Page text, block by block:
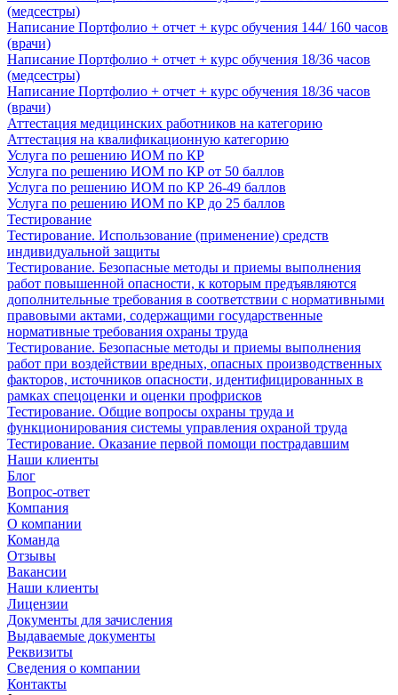
(медсестры)
Написание Портфолио + отчет + курс обучения 144/ 160 часов
(врачи)
Написание Портфолио + отчет + курс обучения 18/36 часов
(медсестры)
Написание Портфолио + отчет + курс обучения 18/36 часов
(врачи)
Аттестация медицинских работников на категорию
Аттестация на квалификационную категорию
Услуга по решению ИОМ по КР
Услуга по решению ИОМ по КР от 50 баллов
Услуга по решению ИОМ по КР 26-49 баллов
Услуга по решению ИОМ по КР до 25 баллов
Тестирование
Тестирование. Использование (применение) средств
индивидуальной защиты
Тестирование. Безопасные методы и приемы выполнения
работ повышенной опасности, к которым предъявляются
дополнительные требования в соответствии с нормативными
правовыми актами, содержащими государственные
нормативные требования охраны труда
Тестирование. Безопасные методы и приемы выполнения
работ при воздействии вредных, опасных производственных
факторов, источников опасности, идентифицированных в
рамках спецоценки и оценки профрисков
Тестирование. Общие вопросы охраны труда и
функционирования системы управления охраной труда
Тестирование. Оказание первой помощи пострадавшим
Наши клиенты
Блог
Вопрос-ответ
Компания
О компании
Команда
Отзывы
Вакансии
Наши клиенты
Лицензии
Документы для зачисления
Выдаваемые документы
Реквизиты
Сведения о компании
Контакты